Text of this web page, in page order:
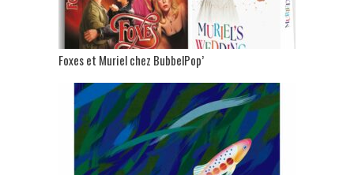
Foxes et Muriel chez BubbelPop’